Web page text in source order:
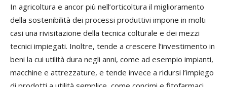
In agricoltura e ancor più nell’orticoltura il miglioramento
della sostenibilità dei processi produttivi impone in molti
casi una rivisitazione della tecnica colturale e dei mezzi
tecnici impiegati. Inoltre, tende a crescere l’investimento in
beni la cui utilità dura negli anni, come ad esempio impianti,
macchine e attrezzature, e tende invece a ridursi l’impiego